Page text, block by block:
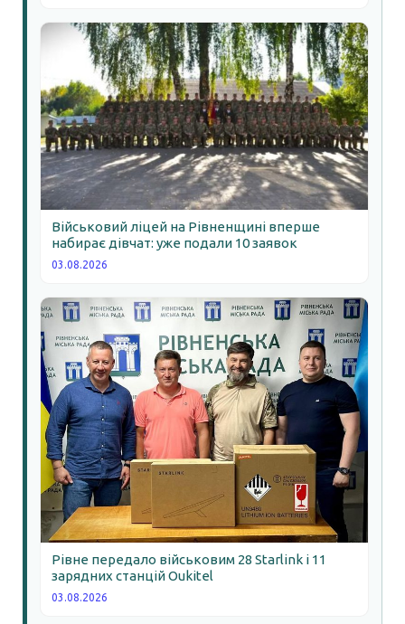
Військовий ліцей на Рівненщині вперше
набирає дівчат: уже подали 10 заявок
03.08.2026
Рівне передало військовим 28 Starlink і 11
зарядних станцій Oukitel
03.08.2026